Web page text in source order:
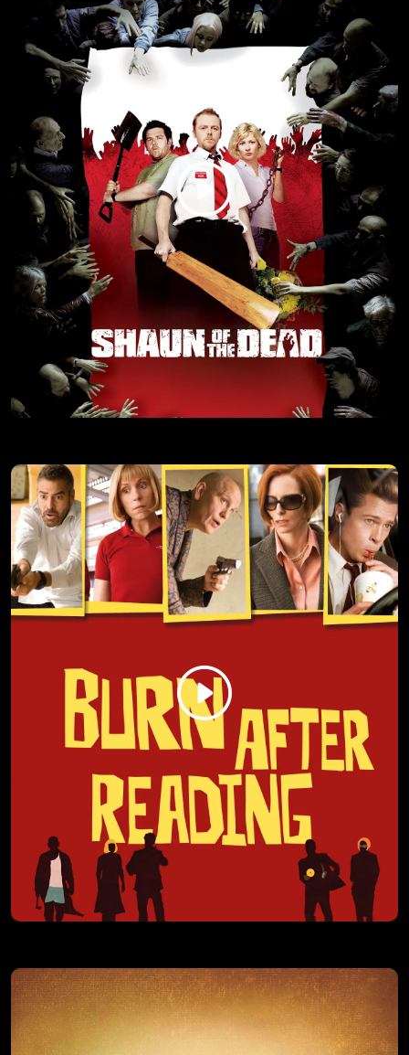
Takmičenje između kume i deveruše oko toga ko je najbolja
drugarica mlade preti da preokrene život nezaposlenog
poslastičara.
NOĆ ŽIVIH MRTVACA
Čovek pokušava da sredi svoj život, tako što će ponovo da
se vratila iz mrtvih kako bi pojeli žive.